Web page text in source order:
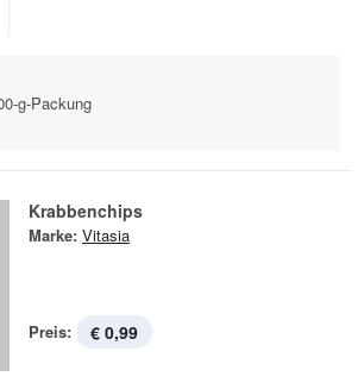
g-Packung
Krabbenchips
Marke: Vitasia
Preis: € 0,99